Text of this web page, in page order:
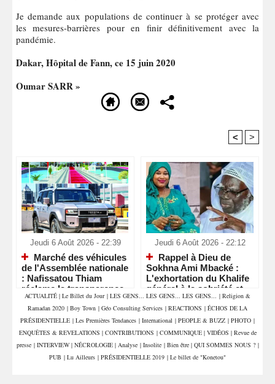
Je demande aux populations de continuer à se protéger avec
les mesures-barrières pour en finir définitivement avec la
pandémie.
Dakar, Hôpital de Fann, ce 15 juin 2020
Oumar SARR »
< >
Jeudi 6 Août 2026 - 22:39
Marché des véhicules
de l'Assemblée nationale
: Nafissatou Thiam
réclame la transparence
et interpelle les députés
Jeudi 6 Août 2026 - 22:12
Rappel à Dieu de
Sokhna Ami Mbacké :
L'exhortation du Khalife
général à la sobriété et
aux invocations
ACTUALITÉ | Le Billet du Jour | LES GENS... LES GENS... LES GENS... | Religion &
Ramadan 2020 | Boy Town | Géo Consulting Services | REACTIONS | ÉCHOS DE LA
PRÉSIDENTIELLE | Les Premières Tendances | International | PEOPLE & BUZZ | PHOTO |
ENQUÊTES & REVELATIONS | CONTRIBUTIONS | COMMUNIQUE | VIDÉOS | Revue de
presse | INTERVIEW | NÉCROLOGIE | Analyse | Insolite | Bien être | QUI SOMMES NOUS ? |
PUB | Lu Ailleurs | PRÉSIDENTIELLE 2019 | Le billet de "Konetou"